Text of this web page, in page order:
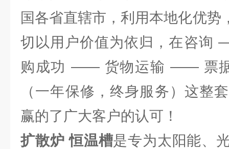
国各省直辖市，利用本地化优势
切以用户价值为依归，在咨
购成功 —— 货物运输 —— 票
（一年保修，终身服务）这整
赢的了广大客户的认可！
扩散炉 恒温槽是专为太阳能、